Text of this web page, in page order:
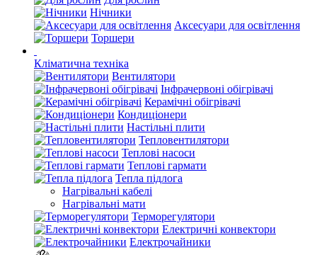
Нічники
Аксесуари для освітлення
Торшери
Кліматична техніка
Вентилятори
Інфрачервоні обігрівачі
Керамічні обігрівачі
Кондиціонери
Настільні плити
Тепловентилятори
Теплові насоси
Теплові гармати
Тепла підлога
Нагрівальні кабелі
Нагрівальні мати
Терморегулятори
Електричні конвектори
Електрочайники